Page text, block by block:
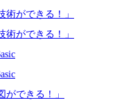
ができる！」
ができる！」
できる！」